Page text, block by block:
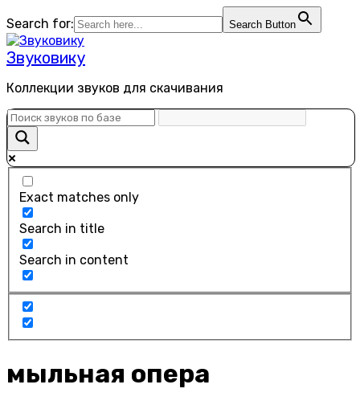
к
содержанию
Search for: Search Button
Звуковику
Коллекции звуков для скачивания
Exact matches only
Search in title
Search in content
мыльная опера